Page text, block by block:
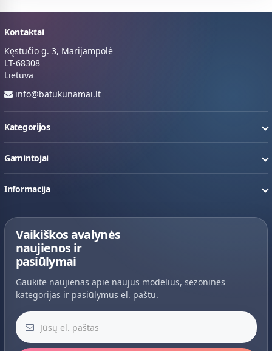
Kontaktai
Kęstučio g. 3, Marijampolė
LT-68308
Lietuva
info@batukunamai.lt
Kategorijos
Gamintojai
Informacija
Vaikiškos avalynės
naujienos ir
pasiūlymai
Gaukite naujienas apie naujus modelius, sezonines
kategorijas ir pasiūlymus el. paštu.
Jūsų el. paštas